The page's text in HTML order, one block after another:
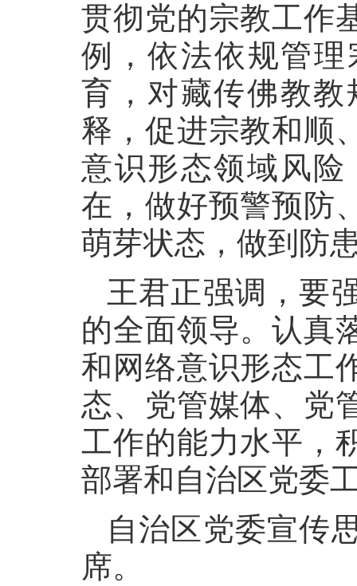
贯彻党的宗教工作
例，依法依规管
育，对藏传佛教
释，促进宗教和顺
意识形态领域风
在，做好预警预防
萌芽状态，做到防
王君正强调，要
的全面领导。认真
和网络意识形态工
态、党管媒体、党
工作的能力水平，
部署和自治区党委
自治区党委宣传
席。